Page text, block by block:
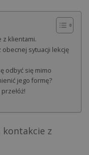
z klientami.
obecnej sytuacji lekcję
odbyć się mimo
jego formę?
kontakcie z